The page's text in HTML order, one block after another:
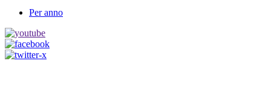
Per anno